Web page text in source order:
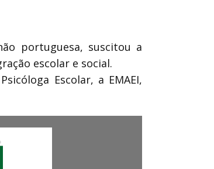
portuguesa, suscitou a
escolar e social.
Escolar, a EMAEI,